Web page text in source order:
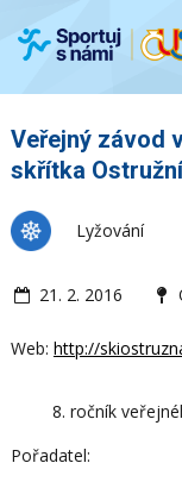
Veřejný závod
skřítka
Lyžování
21. 2. 2016
Web: http://
ročník
Pořadatel: